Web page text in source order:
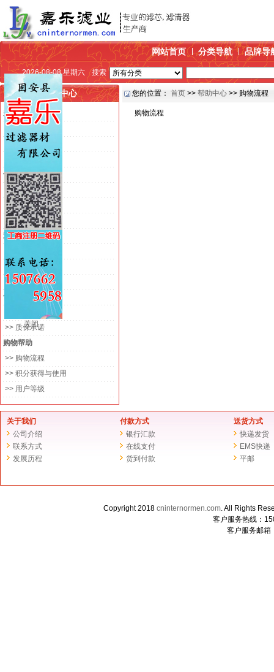
网站首页 分类导航 品牌导
2026-08-08 星期六 搜索
关闭
帮助中心
关于我们
>> 公司介绍
>> 联系方式
>> 发展历程
付款方式
>> 银行汇款
>> 在线支付
>> 货到付款
送货方式
>> EMS快递
>> 平邮
售后服务
>> 退换货政策
>> 质保承诺
购物帮助
>> 购物流程
>> 积分获得与使用
>> 用户等级
您的位置： 首页 >> 帮助中心 >> 购物流程
购物流程
关于我们
公司介绍
联系方式
发展历程
付款方式
银行汇款
在线支付
货到付款
送货方式
快递发货
EMS快递
平邮
Copyright 2018 cninternormen.com. All Rights
客户服务热线：
客户服务邮箱